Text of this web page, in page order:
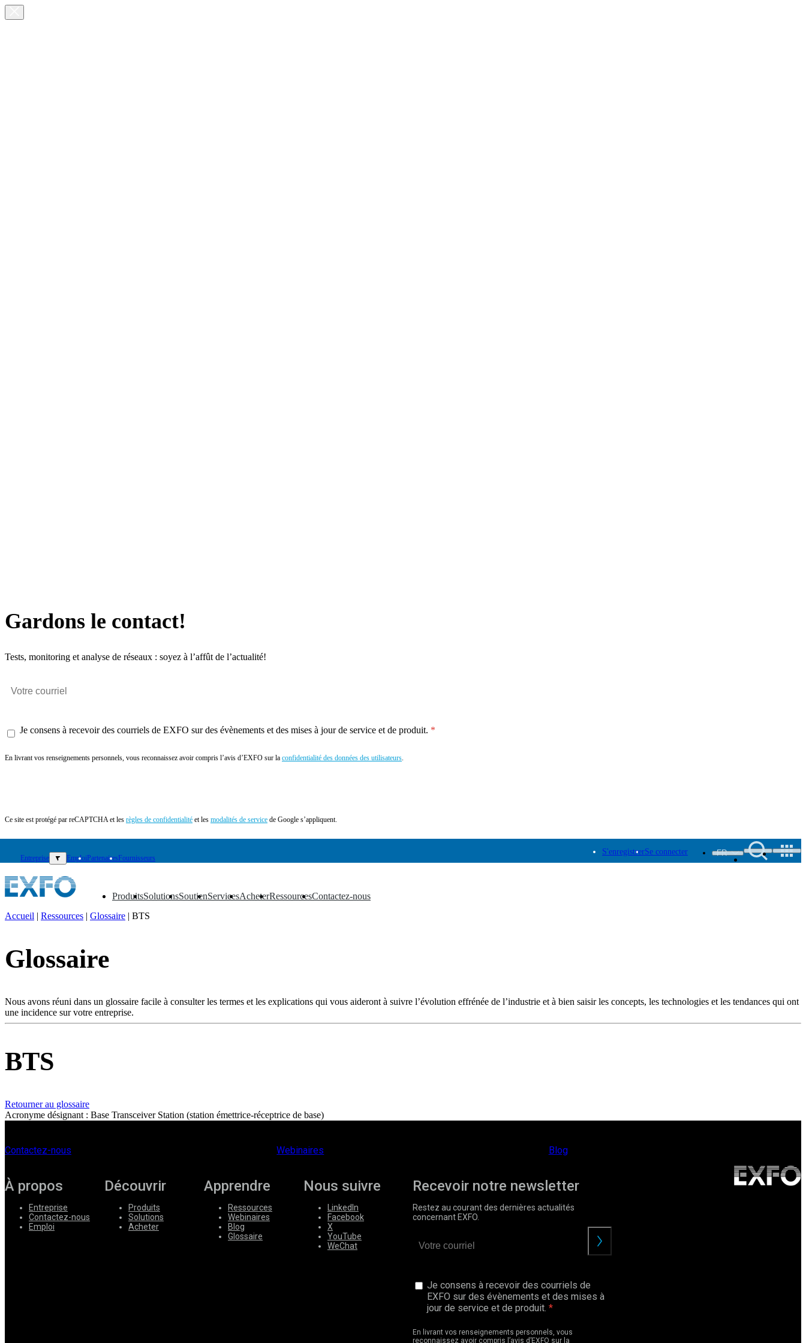
Gardons le contact!
Tests, monitoring et analyse de réseaux : soyez à l’affût de l’actualité!
Je consens à recevoir des courriels de EXFO sur des évènements et des mises à jour de service et de produit.
En livrant vos renseignements personnels, vous reconnaissez avoir compris l’avis d’EXFO sur la confidentialité des données des utilisateurs.
Ce site est protégé par reCAPTCHA et les règles de confidentialité et les modalités de service de Google s’appliquent.
Entreprise ▼ EmploiPartenairesFournisseurs
S'enregistrerSe connecter FR
Produits
▼ Solutions
▼ Soutien
▼ Services
▼ Acheter
▼ Ressources
▼ Contactez-nous
▼
Produits
Solutions
Acheter
Ressources
S'enregistrer
connecter
Entreprise
Emploi
Accueil | Ressources | Glossaire | BTS
Glossaire
Nous avons réuni dans un glossaire facile à consulter les termes et les explications qui vous aideront à suivre l’évolution effrénée de l’industrie et à bien saisir les concepts, les technologies et les tendances qui ont
une incidence sur votre entreprise.
BTS
Retourner au glossaire
Acronyme désignant : Base Transceiver Station (station émettrice-réceptrice de base)
Contactez-nous Webinaires Blog
À propos
Entreprise
Contactez-nous
Emploi
Découvrir
Produits
Solutions
Acheter
Apprendre
Ressources
Webinaires
Blog
Glossaire
Nous suivre
LinkedIn
Facebook
X
YouTube
WeChat
Recevoir notre newsletter
Restez au courant des dernières actualités
concernant EXFO.
Je consens à recevoir des courriels de
EXFO sur des évènements et des mises à
jour de service et de produit.
En livrant vos renseignements personnels, vous
reconnaissez avoir compris l’avis d’EXFO sur la